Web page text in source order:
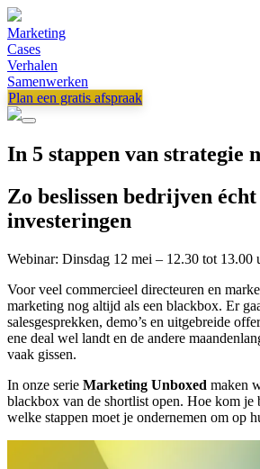
Marketing
Cases
Verhalen
Samenwerken
Plan een gratis afspraak
In 5 stappen van strategie
Zo beslissen bedrijven
investeringen
Webinar: Dinsdag 12 mei – 12.30 tot 13.00
Voor veel commercieel directeuren en
marketing nog altijd als een blackbox. Er
salesgesprekken, demo’s en uitgebreide
ene deal wel landt en de andere
vaak gissen.
In onze serie Marketing Unboxed maken
blackbox van de shortlist open. Hoe kom je
welke stappen moet je ondernemen om op